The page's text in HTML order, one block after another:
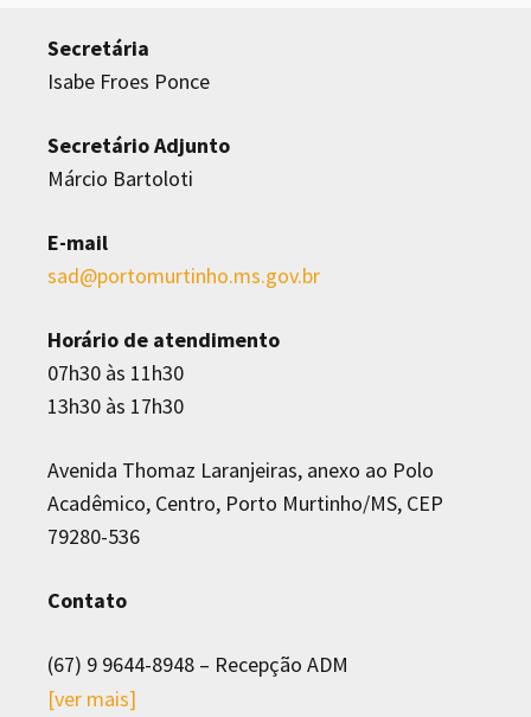
Secretária
Isabe Froes Ponce
Secretário Adjunto
Márcio Bartoloti
E-mail
sad@portomurtinho.ms.gov.br
Horário de atendimento
07h30 às 11h30
13h30 às 17h30
Avenida Thomaz Laranjeiras, anexo ao Polo
Acadêmico, Centro, Porto Murtinho/MS, CEP
79280-536
Contato
(67) 9 9644-8948 – Recepção ADM
(67) 9 9693-6457 – Tributos
[ver mais]